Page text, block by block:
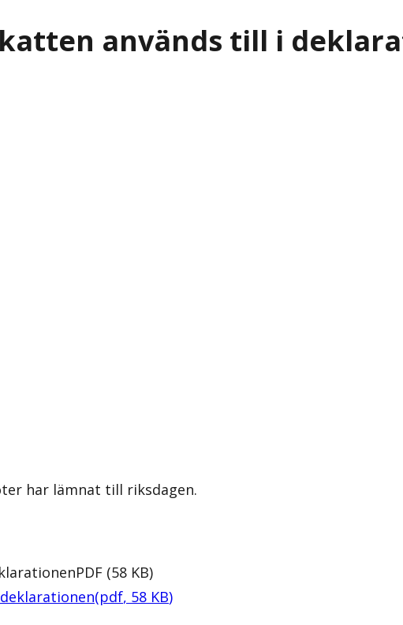
används till i
har lämnat till riksdagen.
PDF (58 KB)
(pdf, 58 KB)